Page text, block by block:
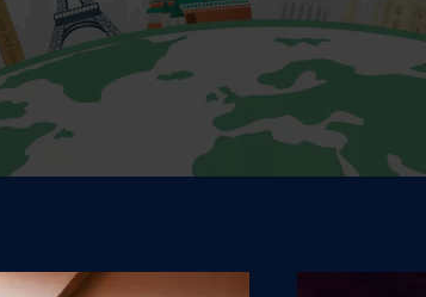
Europe du Nord
Europe centrale Antilles et Caraïbes
Amérique du Sud